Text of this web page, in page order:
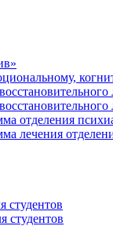
отделения
лечения
студентов
студентов